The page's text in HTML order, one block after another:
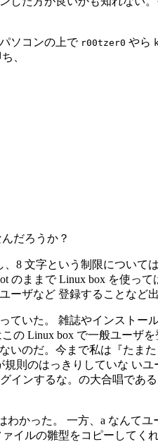
ソコンの上で r00tzer0 やら
、
だろうか？
、8 文字という制限について
のままで Linux box を使っ
ザなど 登録することなど
いた。 雑誌やインストー
の Linux box で一般ユーザ
いのだ。今まで私は『たま
則のはっきりしていな い
インするな。の大合唱であ
かった。 一方、a なんて
イルの雛型をコピーしてく